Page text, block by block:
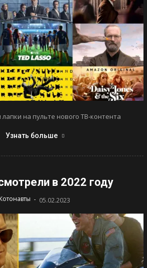
на пульте нового ТВ-контента
Узнать больше
в 2022 году
Котонавты - 05.02.2023